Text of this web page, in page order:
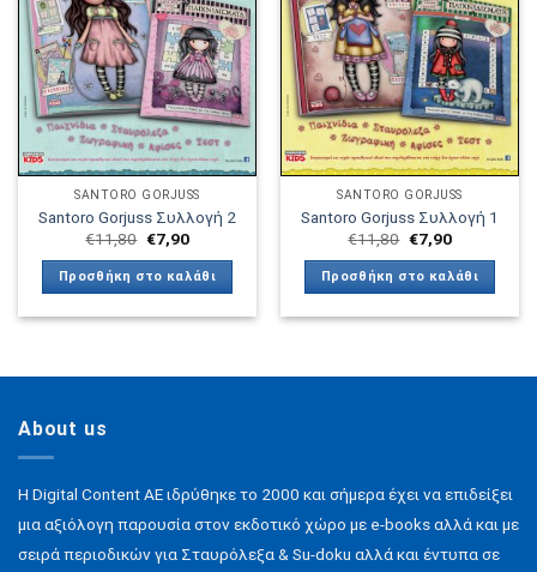
SANTORO GORJUSS
Santoro Gorjuss Συλλογή 2
€11,80 Original
price
€11,80.
€7,90Η
τιμή
είναι:
€7,90.
Προσθήκη στο καλάθι
SANTORO GORJUSS
Santoro Gorjuss Συλλογή 1
€11,80 Original
price
€11,80.
€7,90Η
τιμή
είναι:
€7,90.
Προσθήκη στο καλάθι
About us
H Digital Content ΑΕ ιδρύθηκε το 2000 και σήμερα έχει να επιδείξει
μια αξιόλογη παρουσία στον εκδοτικό χώρο με e-books αλλά και με
σειρά περιοδικών για Σταυρόλεξα & Su-doku αλλά και έντυπα σε